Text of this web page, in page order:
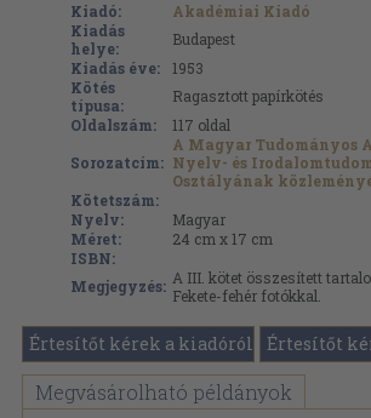
Kiadó:
Akadémiai Kiadó
Kiadás
helye:
Budapest
Kiadás éve:
1953
Kötés
típusa:
Ragasztott papírkötés
Oldalszám:
117 oldal
Sorozatcím:
A Magyar Tudományos
Nyelv- és
Osztályának
Kötetszám:
Nyelv:
Magyar
Méret:
24 cm x 17 cm
ISBN:
Megjegyzés: A III. kötet összesített
Fekete-fehér fotókkal.
Értesítőt kérek a kiadóról Értesítőt
Megvásárolható példányok